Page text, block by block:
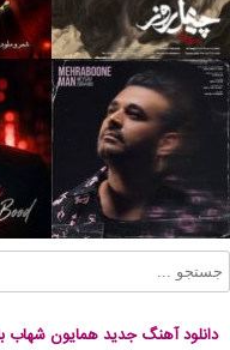
دانلود آهنگ جدید همایون شهاب